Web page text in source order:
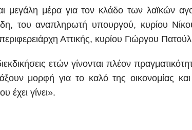
και μεγάλη μέρα για τον κλάδο των λαϊκών
του αναπληρωτή υπουργού, κυρίου
Αττικής, κυρίου Γιώργου
ετών γίνονται πλέον
μορφή για το καλό της οικονομίας
έχει γίνει».